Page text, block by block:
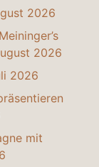
2026
2026
2026
mit